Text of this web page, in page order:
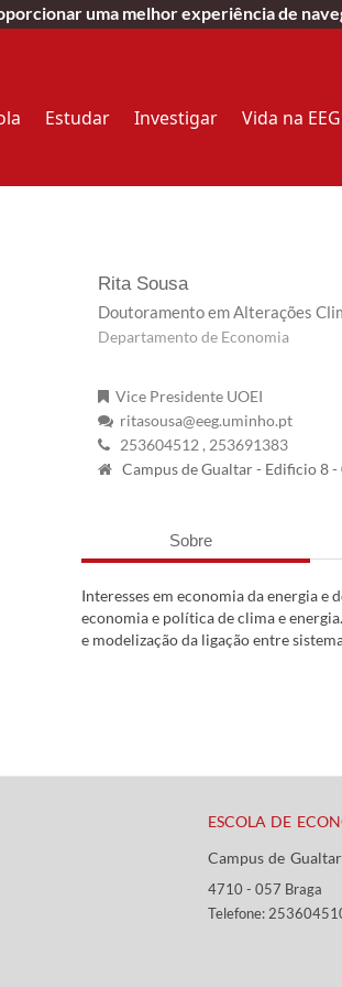
Estudar Investigar Vida na EEG
Rita Sousa
Doutoramento em Alterações
Departamento de Economia
Vice Presidente UOEI
ritasousa@eeg.uminho.pt
253604512 , 253691383
Campus de Gualtar - Edificio 8 -
Sobre
Interesses em economia da energia e
economia e política de clima e
e modelização da ligação entre
ESCOLA DE
Campus de Gualtar ​​
4710 - ​057 Braga
Telefone:
uma melhor experiência de